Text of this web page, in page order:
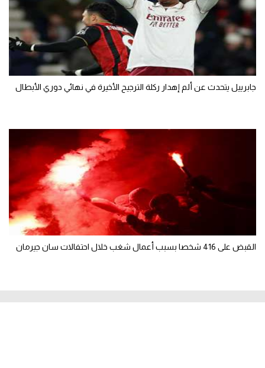
جابرييل يتحدث عن ألم إهدار ركلة الترجيح الأخيرة في نهائي دوري الأبطال
القبض على 416 شخصا بسبب أعمال شغب خلال احتفالات سان جيرمان